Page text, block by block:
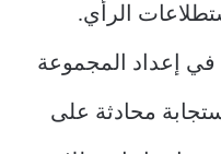
الرأي.
في إعداد المجموعة
محادثة على